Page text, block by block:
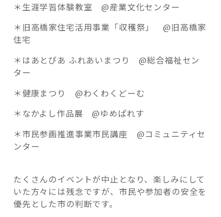
＊生涯学習体験教室 @産業文化センター
＊旧高橋家住宅活用事業「収穫祭」 @旧高橋家
住宅
＊はあとぴあ ふれあいまつり @総合福祉セン
ター
＊健康まつり @わくわくどーむ
＊なかよし作品展 @ゆめぱれす
＊市民参画推進事業市民講座 @コミュニティセ
ンター
たくさんのイベントが中止となり、楽しみにして
いた方々には残念ですが、市民や参加者の安全を
優先とした市の判断です。